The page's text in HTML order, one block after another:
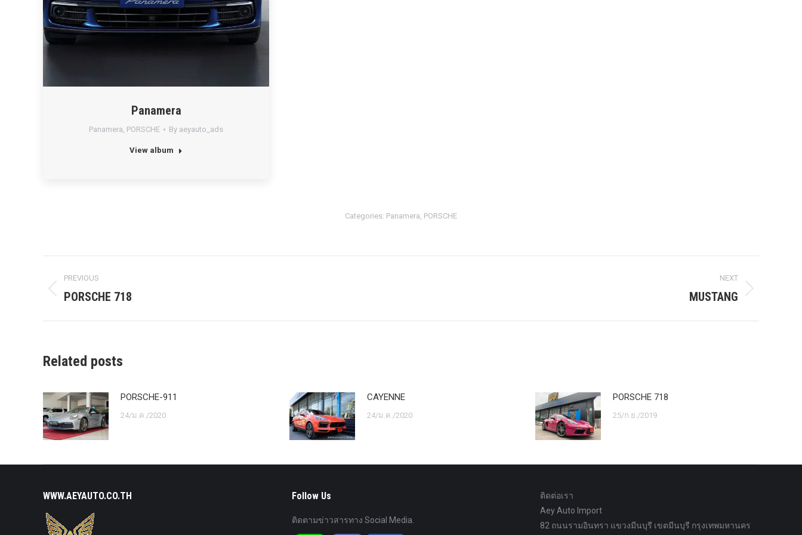
Panamera
Panamera, PORSCHE By aeyauto_ads
View album
Categories: Panamera, PORSCHE
navigation
PREVIOUS
Previous
PORSCHE 718
NEXT
MUSTANG
Related posts
PORSCHE-911
24/ม.ค./2020
CAYENNE
24/ม.ค./2020
PORSCHE 718
25/ก.ย./2019
WWW.AEYAUTO.CO.TH Follow Us
ติดตามข่าวสารทาง Social Media.
ติดต่อเรา
Aey Auto Import
82 ถนนรามอินทรา แขวงมีนบุรี เขตมีนบุรี กรุงเทพมหานคร